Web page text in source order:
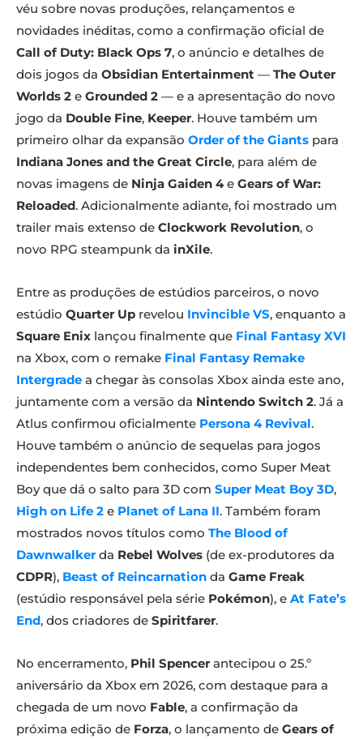
véu sobre novas produções, relançamentos e
novidades inéditas, como a confirmação oficial de
Call of Duty: Black Ops 7, o anúncio e detalhes de
dois jogos da Obsidian Entertainment — The Outer
Worlds 2 e Grounded 2 — e a apresentação do novo
jogo da Double Fine, Keeper. Houve também um
primeiro olhar da expansão Order of the Giants para
Indiana Jones and the Great Circle, para além de
novas imagens de Ninja Gaiden 4e Gears of War:
Reloaded. Adicionalmente adiante, foi mostrado um
trailer mais extenso de Clockwork Revolution, o
novo RPG steampunk da inXile.
Entre as produções de estúdios parceiros, o novo
estúdio Quarter Up revelou Invincible VS, enquanto a
Square Enix lançou finalmente que Final Fantasy XVI
na Xbox, com o remake Final Fantasy Remake
Intergrade a chegar às consolas Xbox ainda este ano,
juntamente com a versão da Nintendo Switch 2. Já a
Atlus confirmou oficialmente Persona 4 Revival.
Houve também o anúncio de sequelas para jogos
independentes bem conhecidos, como Super Meat
Boy que dá o salto para 3D com Super Meat Boy 3D,
High on Life 2 e Planet of Lana II. Também foram
mostrados novos títulos como The Blood of
Dawnwalker da Rebel Wolves (de ex-produtores da
CDPR), Beast of Reincarnation da Game Freak
(estúdio responsável pela série Pokémon), e At Fate’s
End, dos criadores de Spiritfarer.
No encerramento, Phil Spencer antecipou o 25.º
aniversário da Xbox em 2026, com destaque para a
chegada de um novo Fable, a confirmação da
próxima edição de Forza, o lançamento de Gears of